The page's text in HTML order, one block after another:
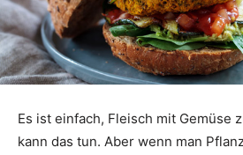
Es ist einfach, Fleisch mit Gemüse
kann das tun. Aber wenn man